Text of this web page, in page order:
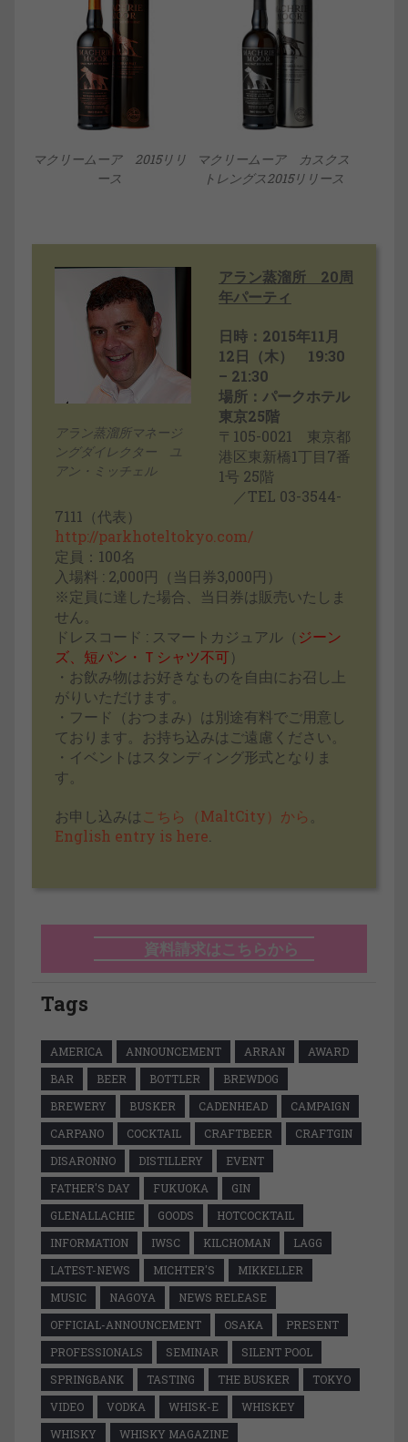
マクリームーア 2015リリ
ース
マクリームーア カスクス
トレングス2015リリース
アラン蒸溜所マネージ
ングダイレクター ユ
アン・ミッチェル
アラン蒸溜所 20周
年パーティ
日時：2015年11月
12日（木） 19:30
– 21:30
場所：パークホテル
東京25階
〒105-0021 東京都
港区東新橋1丁目7番
1号 25階
／TEL 03-3544-
7111（代表）
http://parkhoteltokyo.com/
定員：100名
入場料 : 2,000円（当日券3,000円）
※定員に達した場合、当日券は販売いたしま
せん。
ドレスコード : スマートカジュアル（ ジーン
ズ、短パン・Ｔシャツ不可）
・お飲み物はお好きなものを自由にお召し上
がりいただけます。
・フード（おつまみ）は別途有料でご用意し
ております。お持ち込みはご遠慮ください。
・イベントはスタンディング形式となりま
す。
お申し込みは こちら（MaltCity）から
English entry is here
資料請求はこちらから
Tags
AMERICA ANNOUNCEMENT ARRAN
AWARD
BAR
BEER BOTTLER
BREWDOG
BREWERY
BUSKER CADENHEAD
CAMPAIGN
CARPANO
COCKTAIL CRAFTBEER
CRAFTGIN
DISARONNO
DISTILLERY
EVENT
FATHER'S DAY
FUKUOKA
GIN
GLENALLACHIE
GOODS
HOTCOCKTAIL
INFORMATION
IWSC KILCHOMAN
LAGG
LATEST-NEWS
MICHTER'S
MIKKELLER
MUSIC
NAGOYA
NEWS RELEASE
OFFICIAL-ANNOUNCEMENT
OSAKA
PRESENT
PROFESSIONALS
SEMINAR
SILENT POOL
SPRINGBANK
TASTING THE BUSKER
TOKYO
VIDEO
VODKA WHISK-E
WHISKEY
WHISKY
WHISKY MAGAZINE